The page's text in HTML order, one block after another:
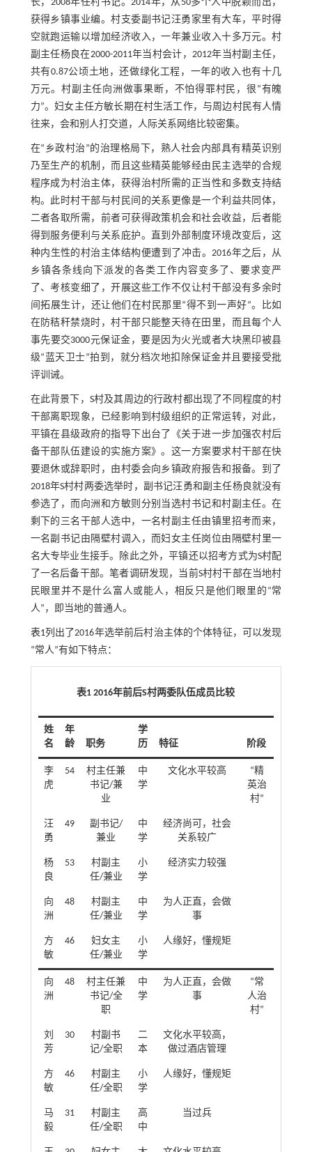
长，2008年任村书记。2014年，从50多个人中脱颖而出，
获得乡镇事业编。村支委副书记汪勇家里有大车，平时得
空就跑运输以增加经济收入，一年兼业收入十多万元。村
副主任杨良在2000-2011年当村会计，2012年当村副主任，
共有0.87公顷土地，还做绿化工程，一年的收入也有十几
万元。村副主任向洲做事果断，不怕得罪村民，很“有魄
力”。妇女主任方敏长期在村生活工作，与周边村民有人情
往来，会和别人打交道，人际关系网络比较密集。
在“乡政村治”的治理格局下，熟人社会内部具有精英识别
乃至生产的机制，而且这些精英能够经由民主选举的合规
程序成为村治主体，获得治村所需的正当性和多数支持结
构。此时村干部与村民间的关系更像是一个利益共同体，
二者各取所需，前者可获得政策机会和社会收益，后者能
得到服务便利与关系庇护。直到外部制度环境改变后，这
种内生性的村治主体结构便遭到了冲击。2016年之后，从
乡镇各条线向下派发的各类工作内容变多了、要求变严
了、考核变细了，开展这些工作不仅让村干部没有多余时
间拓展生计，还让他们在村民那里“得不到一声好”。比如
在防秸秆禁烧时，村干部只能整天待在田里，而且每个人
事先要交3000元保证金，要是因为火光或者大块黑印被县
级“蓝天卫士”拍到，就分档次地扣除保证金并且要接受批
评训诫。
在此背景下，S村及其周边的行政村都出现了不同程度的村
干部离职现象，已经影响到村级组织的正常运转，对此，
平镇在县级政府的指导下出台了《关于进一步加强农村后
备干部队伍建设的实施方案》。这一方案要求村干部在快
要退休或辞职时，由村委会向乡镇政府报告和报备。到了
2018年S村村两委选举时，副书记汪勇和副主任杨良就没有
参选了，而向洲和方敏则分别当选村书记和村副主任。在
剩下的三名干部人选中，一名村副主任由镇里招考而来，
一名副书记由隔壁村调入，而妇女主任岗位由隔壁村里一
名大专毕业生接手。除此之外，平镇还以招考方式为S村配
了一名后备干部。笔者调研发现，当前S村村干部在当地村
民眼里并不是什么富人或能人，相反只是他们眼里的“常
人”，即当地的普通人。
表1列出了2016年选举前后村治主体的个体特征，可以发现
“常人”有如下特点：
表1 2016年前后S村两委队伍成员比较
姓
名
年
龄
职务
学
历
特征 阶段
李
虎
54
村主任兼
书记/兼
业
中
学
文化水平较高
“精
英治
村”
汪
勇
49
副书记/
兼业
中
学
经济尚可，社会
关系较广
杨
良
53
村副主
任/兼业
小
学
经济实力较强
向
洲
48
村副主
任/兼业
中
学
为人正直，会做
事
方
敏
46
妇女主
任/兼业
小
学
人缘好，懂规矩
向
洲
48
村主任兼
书记/全
职
中
学
为人正直，会做
事
“常
人治
村”
刘
芳
30
村副书
记/全职
二
本
文化水平较高，
做过酒店管理
方
敏
46
村副主
任/全职
小
学
人缘好，懂规矩
马
毅
31
村副主
任/全职
高
中
当过兵